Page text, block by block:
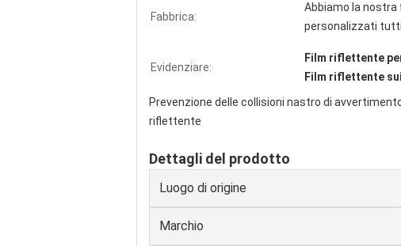
Fabbrica:
Abbiamo la nostra
personalizzati
Evidenziare:
Film riflettente
Film riflettente
Prevenzione delle collisioni nastro di
riflettente
Dettagli del prodotto
Luogo di origine
Marchio